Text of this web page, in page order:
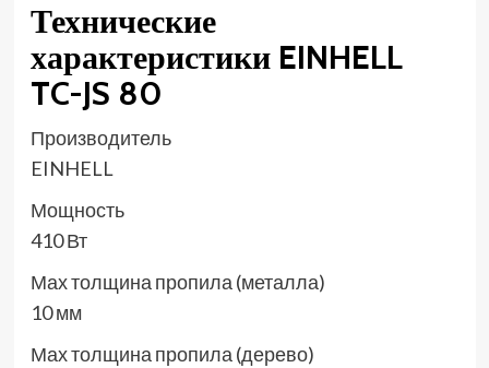
Технические
характеристики EINHELL
TC-JS 80
Производитель
EINHELL
Мощность
410 Вт
Мах толщина пропила (металла)
10 мм
Мах толщина пропила (дерево)